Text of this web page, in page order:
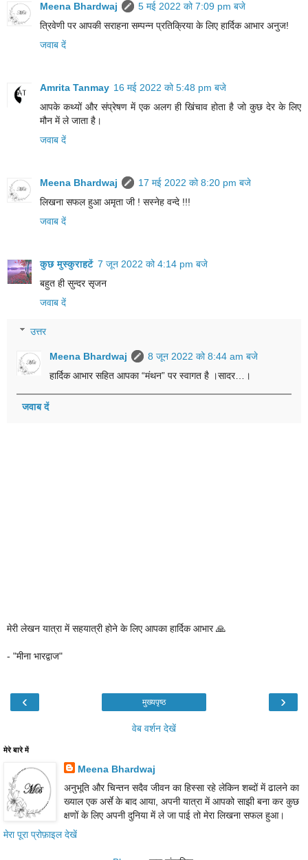
Meena Bhardwaj
5 मई 2022 को 7:09 pm बजे
त्रिवेणी पर आपकी सराहना सम्पन्न प्रतिक्रिया के लिए हार्दिक आभार अनुज!
जवाब दें
Amrita Tanmay 16 मई 2022 को 5:48 pm बजे
आपके कथ्यों और संप्रेषण में एक अलग ही खिंचाव होता है जो कुछ देर के लिए
मौन में ले जाता है।
जवाब दें
Meena Bhardwaj
17 मई 2022 को 8:20 pm बजे
लिखना सफल हुआ अमृता जी ! सस्नेह वन्दे !!!
जवाब दें
कुछ मुस्कुराहटें 7 जून 2022 को 4:14 pm बजे
बहुत ही सुन्दर सृजन
जवाब दें
उत्तर
Meena Bhardwaj
8 जून 2022 को 8:44 am बजे
हार्दिक आभार सहित आपका “मंथन” पर स्वागत है ।सादर…।
जवाब दें
मेरी लेखन यात्रा में सहयात्री होने के लिए आपका हार्दिक आभार 🙏
- "मीना भारद्वाज"
‹ ›
मुख्यपृष्ठ
वेब वर्शन देखें
मेरे बारे में
Meena Bhardwaj
अनुभूति और चिन्तन सदैव जीवन का हिस्सा रहे लेकिन शब्दों में ढालने का
ख्याल एक अर्से के बाद आया, अपनी यात्रा में आपको साझी बना कर कुछ
क्षणों के लिए अपनी दुनिया में ले जा पाई तो मेरा लिखना सफल हुआ।
मेरा पूरा प्रोफ़ाइल देखें